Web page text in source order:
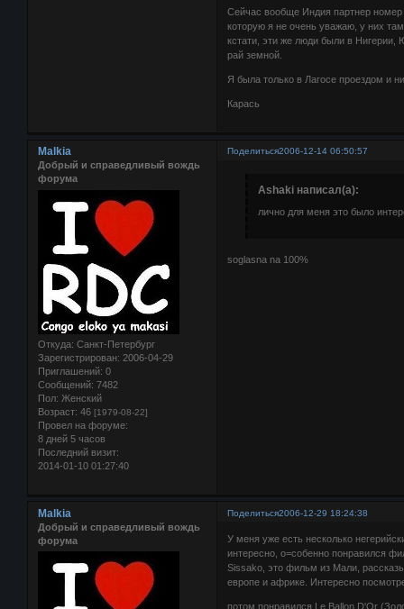
Сейчас вообще Индия партнер номер
которую я не очень уважаю, у них
кстати, эти же люди были в Нигерии,
рай земной.
Я была только в Лагосе проездом и
Карась
Поделиться2006-12-14 06:50:57
Malkia
Добрый и справедливый вождь
форума
Откуда: Санкт-Петербург
Зарегистрирован: 2006-04-29
Приглашений: 0
Сообщений: 7482
Пол: Женский
Возраст: 46 [1979-08-22]
Провел на форуме:
8 дней 5 часов
Последний визит:
2014-01-10 01:27:40
Ashaki написал(а):
лично для меня это было
soglasna na 100%
Поделиться2006-12-29 18:24:38
Malkia
Добрый и справедливый вождь
форума
У меня уже есть несколько
интересно, о=собенно понравился
Sissako, это фильм из Мали,
европе и африке. Интересно
потом понравился Le Ballon D'Or